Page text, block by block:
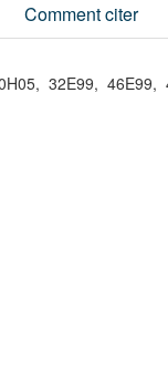
Comment citer
32E99, 46E99,